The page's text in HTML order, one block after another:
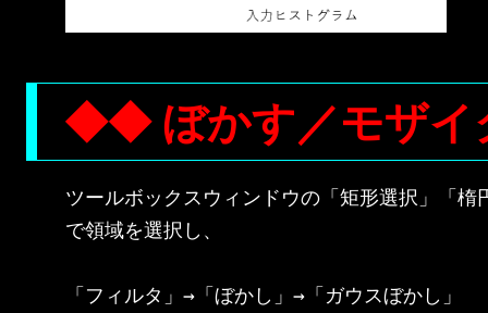
◆◆ ぼかす／モザ
ツールボックスウィンドウの「矩形選択」「楕
で領域を選択し、
「フィルタ」→「ぼかし」→「ガウスぼかし」